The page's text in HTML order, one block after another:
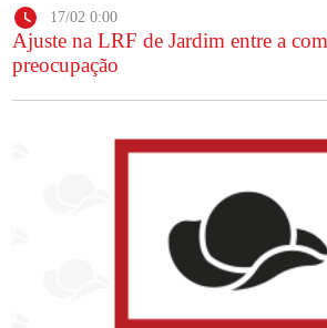
17/02 0:00
Ajuste na LRF de Jardim entre a
preocupação